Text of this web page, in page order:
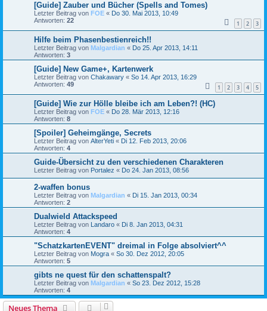
[Guide] Zauber und Bücher (Spells and Tomes)
Letzter Beitrag von FOE « Do 30. Mai 2013, 10:49
Antworten: 22 1 2 3
Hilfe beim Phasenbestienreich!!
Letzter Beitrag von Malgardian « Do 25. Apr 2013, 14:11
Antworten: 3
[Guide] New Game+, Kartenwerk
Letzter Beitrag von Chakawary « So 14. Apr 2013, 16:29
Antworten: 49 1 2 3 4 5
[Guide] Wie zur Hölle bleibe ich am Leben?! (HC)
Letzter Beitrag von FOE « Do 28. Mär 2013, 12:16
Antworten: 8
[Spoiler] Geheimgänge, Secrets
Letzter Beitrag von AlterYeti « Di 12. Feb 2013, 20:06
Antworten: 4
Guide-Übersicht zu den verschiedenen Charakteren
Letzter Beitrag von Portalez « Do 24. Jan 2013, 08:56
2-waffen bonus
Letzter Beitrag von Malgardian « Di 15. Jan 2013, 00:34
Antworten: 2
Dualwield Attackspeed
Letzter Beitrag von Landaro « Di 8. Jan 2013, 04:31
Antworten: 4
"SchatzkartenEVENT" dreimal in Folge absolviert^^
Letzter Beitrag von Mogra « So 30. Dez 2012, 20:05
Antworten: 5
gibts ne quest für den schattenspalt?
Letzter Beitrag von Malgardian « So 23. Dez 2012, 15:28
Antworten: 4
Neues Thema